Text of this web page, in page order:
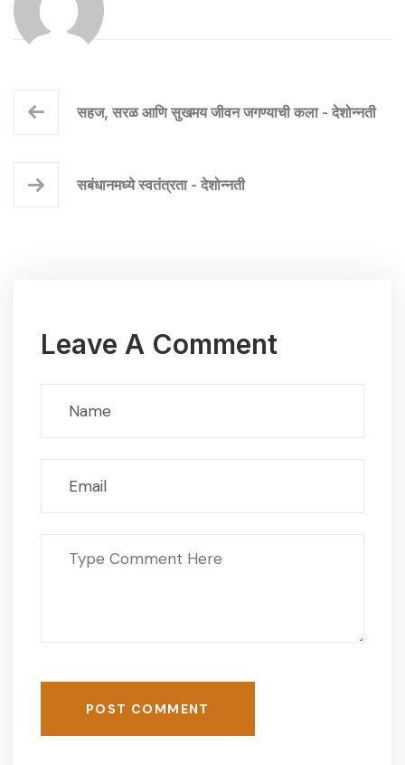
सहज, सरळ आणि सुखमय जीवन जगण्याची कला - देशोन्नती
सबंधानमध्ये स्वतंत्रता - देशोन्नती
Leave A Comment
POST COMMENT